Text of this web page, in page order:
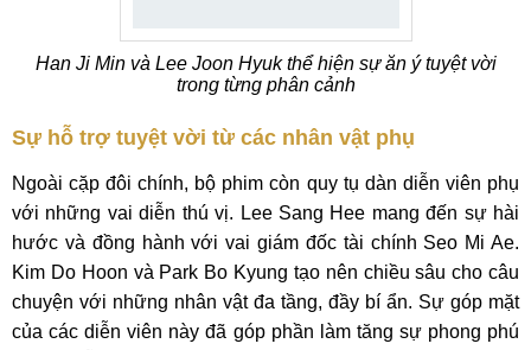
Han Ji Min và Lee Joon Hyuk thể hiện sự ăn ý tuyệt vời
trong từng phân cảnh
Sự hỗ trợ tuyệt vời từ các nhân vật phụ
Ngoài cặp đôi chính, bộ phim còn quy tụ dàn diễn viên phụ
với những vai diễn thú vị. Lee Sang Hee mang đến sự hài
hước và đồng hành với vai giám đốc tài chính Seo Mi Ae.
Kim Do Hoon và Park Bo Kyung tạo nên chiều sâu cho câu
chuyện với những nhân vật đa tầng, đầy bí ẩn. Sự góp mặt
của các diễn viên này đã góp phần làm tăng sự phong phú